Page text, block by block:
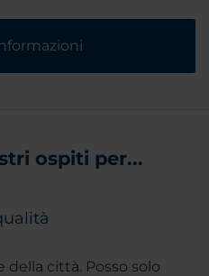
ospiti per...
città. Posso solo